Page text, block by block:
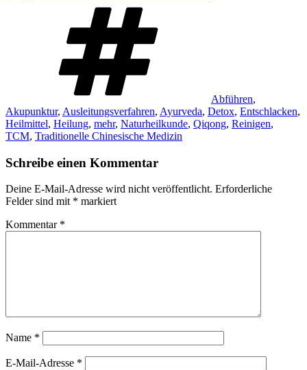
Abführen,
Akupunktur, Ausleitungsverfahren, Ayurveda, Detox, Entschlacken,
Heilmittel, Heilung, mehr, Naturheilkunde, Qiqong, Reinigen,
TCM, Traditionelle Chinesische Medizin
Schreibe einen Kommentar
Deine E-Mail-Adresse wird nicht veröffentlicht. Erforderliche
Felder sind mit * markiert
Kommentar *
Name *
E-Mail-Adresse *